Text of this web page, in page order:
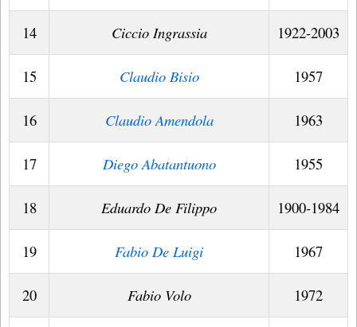
14 Ciccio Ingrassia 1922-2003
15 Claudio Bisio 1957
16 Claudio Amendola 1963
17 Diego Abatantuono 1955
18 Eduardo De Filippo 1900-1984
19 Fabio De Luigi 1967
20 Fabio Volo 1972